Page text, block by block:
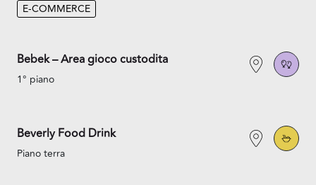
E-COMMERCE
Bebek – Area gioco custodita
1° piano
Beverly Food Drink
Piano terra